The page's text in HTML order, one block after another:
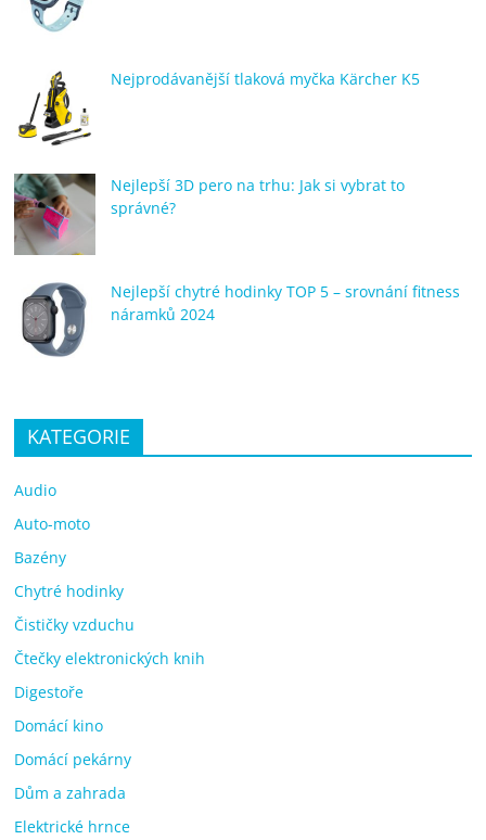
Nejprodávanější tlaková myčka Kärcher K5
Nejlepší 3D pero na trhu: Jak si vybrat to
správné?
Nejlepší chytré hodinky TOP 5 – srovnání fitness
náramků 2024
KATEGORIE
Audio
Auto-moto
Bazény
Chytré hodinky
Čističky vzduchu
Čtečky elektronických knih
Digestoře
Domácí kino
Domácí pekárny
Dům a zahrada
Elektrické hrnce